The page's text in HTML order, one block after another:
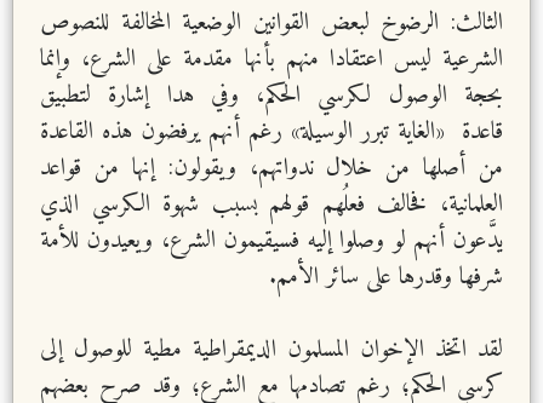
الثالث: الرضوخ لبعض القوانين الوضعية المخالفة للنصوص
الشرعية ليس اعتقادا منهم بأنها مقدمة على الشرع، وإنما
بحجة الوصول لكرسي الحكم، وفي هدا إشارة لتطبيق
قاعدة «الغاية تبرر الوسيلة» رغم أنهم يرفضون هذه القاعدة
من أصلها من خلال ندواتهم، ويقولون: إنها من قواعد
العلمانية، فخالف فعلُهم قولهم بسبب شهوة الكرسي الذي
يدَّعون أنهم لو وصلوا إليه فسيقيمون الشرع، ويعيدون للأمة
شرفها وقدرها على سائر الأمم.
لقد اتخذ الإخوان المسلمون الديمقراطية مطية للوصول إلى
كرسي الحكم؛ رغم تصادمها مع الشرع؛ وقد صرح بعضهم